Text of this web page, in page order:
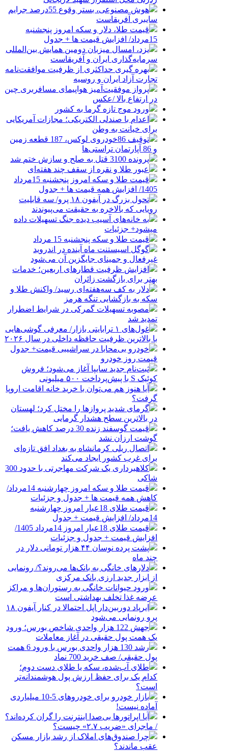
هوش مصنوعی، بستر وقوع 55درصد جرایم
سایبری آفریقاست
قیمت طلا، دلار و سکه امروز پنجشنبه
15مرداد/ افزایش قیمت ها + جدول
یزد، امسال میزبان دومین همایش بین‌المللی
سرمایه‌گذاری ایران و آفریقاست
بهره گیری حداکثری از ظرفیت موافقت‌نامه
تجارت آزاد ایران و روسیه
پرواز موفقیت‌آمیز هواپیمای مسافربری چین
در ارتفاع بالا /عکس
ورود موج تازه گرما به کشور
اعدام با صندلی الکتریکی؛ مجازات آمریکایی
برای خیانت به وطن
توقیف 86خودروی لوکس، 187 قطعه زمین
و 86 آپارتمان تراستی‌ها
پرونده 3100 قتل به صلح و سازش ختم شد
عبور طلا و نقره از سقف چند هفته‌ای
قیمت طلا و سکه امروز پنجشنبه 15مرداد
1405/ افزایش همه قیمت ها + جدول
تحول بزرگ در آیفون ۱۸ پرو/ سه قابلیت
رویایی که بالاخره به حقیقت می‌پیوندند
به خانه‌های آسیب دیده جنگ تسهیلات داده
میشود+ جزئیات
قیمت طلا و سکه پنجشنبه 15 مرداد
گوگل اسیستنت ماه آینده در اندروید
غیرفعال و جمینای جایگزین آن می‌شود
افزایش ظرفیت قطارهای اربعین؛ خدمات
بهتر برای بازگشت زائران
دلار به کف سه‌هفته‌ای رسید/ واکنش طلا و
سکه به بازگشایی تنگه هرمز
مصوبه تسهیلات گمرکی در شرایط اضطرار
تمدید شد
غول‌های ۱ ترابایتی بازار/ معرفی گوشی‌هایی
با بالاترین ظرفیت حافظه داخلی در سال ۲۰۲۶
خودرو بی‌محابا در سراشیبی قیمت+ جدول
قیمت روز خودرو
ثبت‌نام جدید سایپا آغاز می‌شود؛ فروش
کوئیک S با پیش‌پرداخت ۵۰۰ میلیونی
آیا هنوز هم می‌توان با خرید خانه اقامت اروپا
گرفت؟
گرمای شدید پروازها را مختل کرد؛ لهستان
در بالاترین سطح هشدار گرمایی
قیمت گوسفند زنده 30 درصد کاهش یافت؛
گوشت ارزان نشد
اتصال ریلی کرمانشاه به بغداد افق تازه‌ای
برای غرب کشور ایجاد می‌کند
کلاهبرداری یک شرکت مهاجرتی با حدود 300
شاکی
قیمت طلا و سکه امروز چهارشنبه 14مرداد/
کاهش همه قیمت ها + جدول و جزئیات
قیمت طلای 18عیار امروز چهارشنبه
14مرداد/ افزایش قیمت + جدول
قیمت طلای 18عیار امروز 14مرداد 1405/
افزایش قیمت + جدول و جزئیات
پشت پرده نوسان ۴۴ هزار تومانی دلار در
چند ماه
دلارهای خانگی به بانک‌ها می‌روند؟/ رونمایی
از ابزار جدید ارزی بانک مرکزی
ورود حیوانات خانگی به رستوران‌ها و مراکز
عرضه غذا تخلف بهداشتی است
ایرپاد دوربین‌دار اپل احتمالا در کنار آیفون ۱۸
پرو رونمایی می‌شود
جهش 122 هزار واحدی شاخص بورس؛ ورود
یک همت پول حقیقی در آغاز معاملات
رشد 130 هزار واحدی بورس با ورود 6 همت
پول حقیقی/ صف خرید 700 نماد
طلای آب‌شده، سکه یا طلای دست دوم؛
کدام یک برای حفظ ارزش پول هوشمندانه‌تر
است؟
بازار خودرو برای خودروهای 5-10 میلیاردی
آماده نیست!
آیا اپراتورها بی‌صدا اینترنت را گران کرده‌اند؟
/ ماجرای «ضریب ۲.۷» چیست؟
چرا صندوق‌های املاک از رشد بازار مسکن
عقب ماندند؟